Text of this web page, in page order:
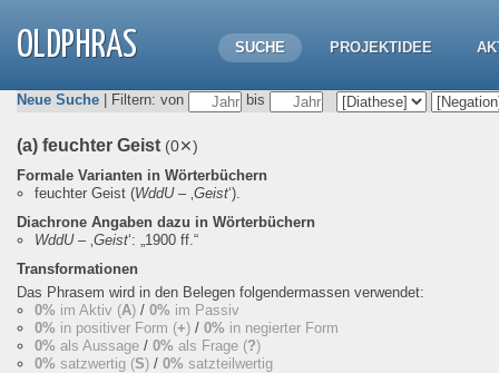
OLDPHRAS SUCHE PROJEKTIDEE
Neue Suche | Filtern: von bis
(a) feuchter Geist (0✕)
Formale Varianten in Wörterbüchern
feuchter Geist (WddU– ‚Geist‘).
Diachrone Angaben dazu in Wörterbüchern
WddU– ‚Geist‘: „1900 ff.“
Transformationen
Das Phrasem wird in den Belegen folgendermassen verwendet:
0% im Aktiv (A) / 0% im Passiv
0% in positiver Form (+) / 0% in negierter Form
0% als Aussage / 0% als Frage (?)
0% satzwertig (S) / 0% satzteilwertig